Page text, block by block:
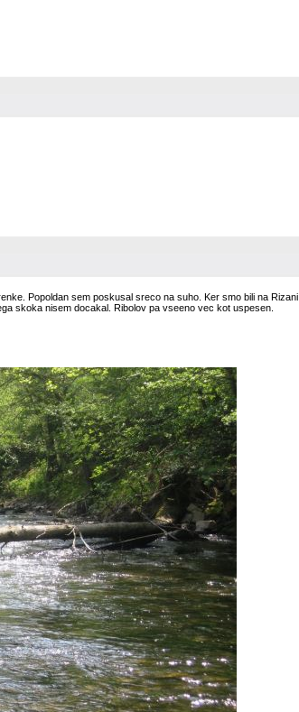
Popoldan sem poskusal sreco na suho. Ker smo bili na Rizani
skoka nisem docakal. Ribolov pa vseeno vec kot uspesen.